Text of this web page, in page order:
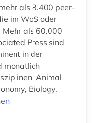
als 8.400 peer-
im WoS oder
Mehr als 60.000
Press sind
in der
monatlich
Biology,